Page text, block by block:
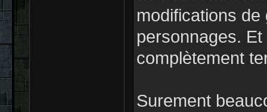
modifications
personnages.
complètement
Surement